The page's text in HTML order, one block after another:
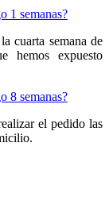
1 semanas?
cuarta semana de
hemos expuesto
8 semanas?
el pedido las